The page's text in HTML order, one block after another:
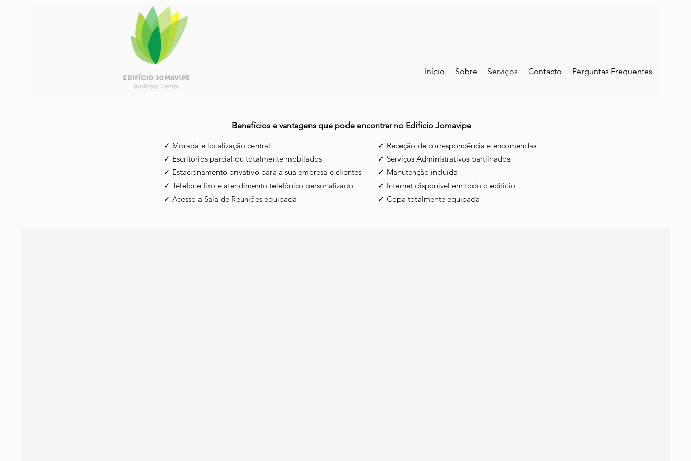
Início Sobre Serviços Contacto Perguntas Frequentes
✓ Morada e localização central
✓ Escritórios parcial ou totalmente mobilados
✓ Estacionamento privativo para a sua empresa e clientes
✓ Telefone fixo e atendimento telefónico personalizado
✓ Acesso a Sala de Reuniões equipada
✓ Receção de correspondência e encomendas
✓ Serviços Administrativos partilhados
✓ Manutenção incluída
✓ Internet disponível em todo o edifício
✓ Copa totalmente equipada
Benefícios e vantagens que pode encontrar no Edifício Jomavipe